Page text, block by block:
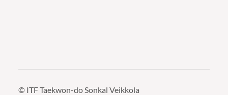
© ITF Taekwon-do Sonkal Veikkola